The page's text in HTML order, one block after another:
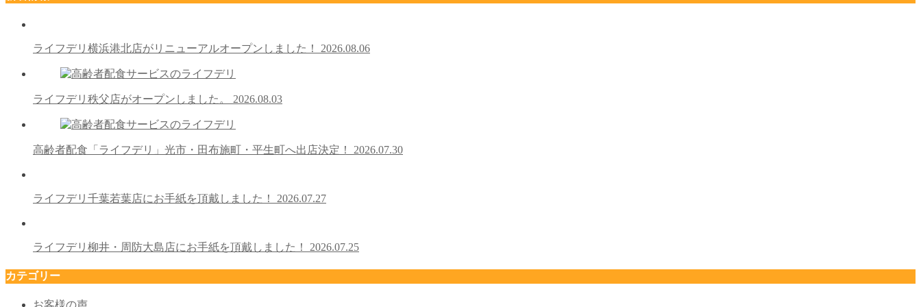
ライフデリ横浜港北店がリニューアルオープンしました！ 2026.08.06
ライフデリ秩父店がオープンしました。 2026.08.03
高齢者配食「ライフデリ」光市・田布施町・平生町へ出店決定！ 2026.07.30
ライフデリ千葉若葉店にお手紙を頂戴しました！ 2026.07.27
ライフデリ柳井・周防大島店にお手紙を頂戴しました！ 2026.07.25
カテゴリー